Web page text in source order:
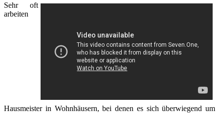
Sehr oft
arbeiten
Hausmeister in Wohnhäusern, bei denen es sich überwiegend um